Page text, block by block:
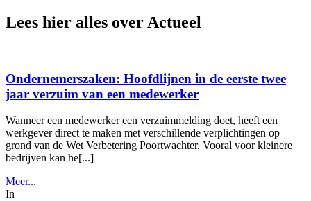
Lees hier alles over Actueel
Ondernemerszaken: Hoofdlijnen in de eerste twee
jaar verzuim van een medewerker
Wanneer een medewerker een verzuimmelding doet, heeft een
werkgever direct te maken met verschillende verplichtingen op
grond van de Wet Verbetering Poortwachter. Vooral voor kleinere
bedrijven kan he[...]
Meer...
In